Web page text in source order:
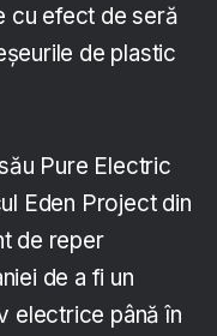
cu efect de seră
de plastic
Pure Electric
Eden Project din
de reper
de a fi un
electrice până în